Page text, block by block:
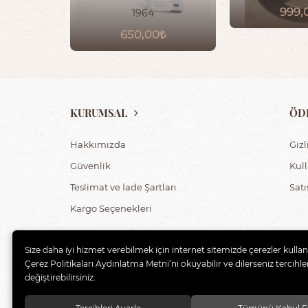
1964
650,00
KURUMSAL
Hakkımızda
Güvenlik
Teslimat ve İade Şartları
Kargo Seçenekleri
Size daha iyi hizmet verebilmek için internet sitemizde çerezler
Çerez Politikaları Aydınlatma Metni’ni okuyabilir ve dilerseniz
değiştirebilirsiniz.